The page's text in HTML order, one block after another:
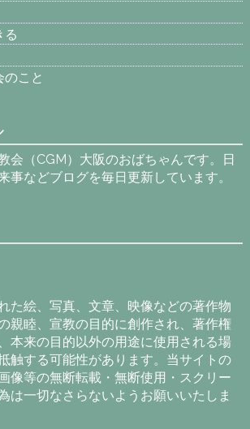
る
のこと
会（CGM）大阪のおばちゃんです。日
事などブログを毎日更新しています。
た絵、写真、文章、映像などの著作物
親睦、宣教の目的に創作され、著作権
本来の目的以外の用途に使用される場
触する可能性があります。当サイトの
像等の無断転載・無断使用・スクリー
は一切なさらないようお願いいたしま